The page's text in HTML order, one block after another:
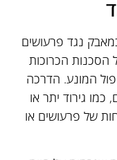
נגד פרעושים
הסכנות הכרוכות
המונע. הדרכה
כמו גירוד יתר או
של פרעושים או